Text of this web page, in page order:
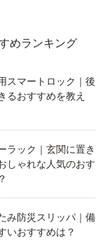
めランキング
スマートロック｜後
るおすすめを教え
ラック｜玄関に置き
しゃれな人気のおす
み防災スリッパ｜備
いおすすめは？